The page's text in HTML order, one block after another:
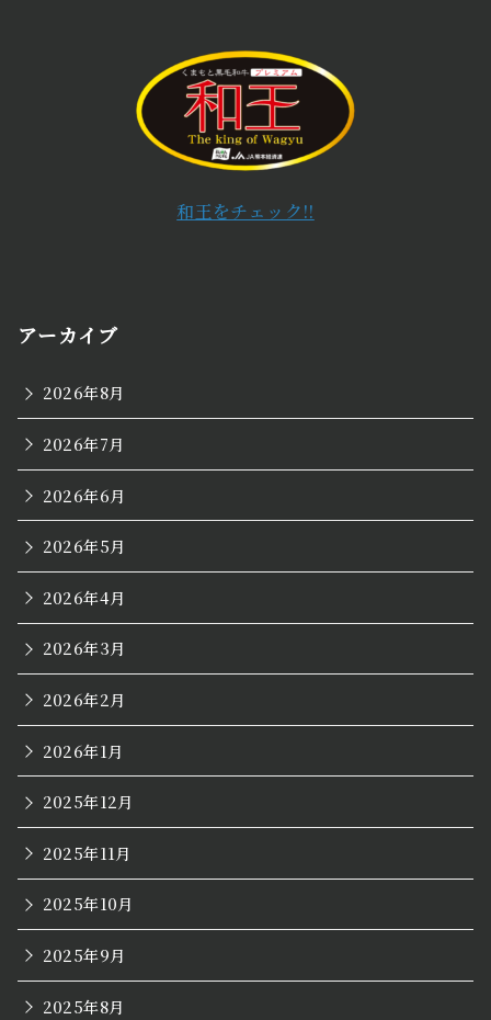
和王をチェック!!
アーカイブ
2026年8月
2026年7月
2026年6月
2026年5月
2026年4月
2026年3月
2026年2月
2026年1月
2025年12月
2025年11月
2025年10月
2025年9月
2025年8月